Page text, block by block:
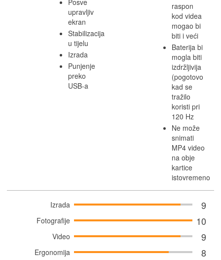
Posve
upravljiv
ekran
Stabilizacija
u tijelu
Izrada
Punjenje
preko
USB-a
raspon
kod videa
mogao bi
biti i veći
Baterija bi
mogla biti
izdržljivija
(pogotovo
kad se
tražilo
koristi pri
120 Hz
Ne može
snimati
MP4 video
na obje
kartice
istovremeno
Izrada 9
Fotografije 10
Video 9
Ergonomija 8